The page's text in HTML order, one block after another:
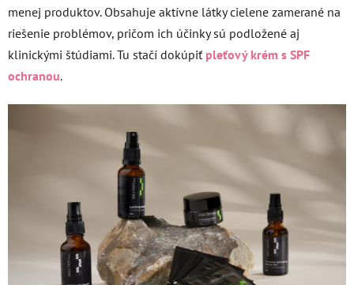
menej produktov. Obsahuje aktívne látky cielene zamerané na
riešenie problémov, pričom ich účinky sú podložené aj
klinickými štúdiami. Tu stačí dokúpiť pleťový krém s SPF
ochranou.